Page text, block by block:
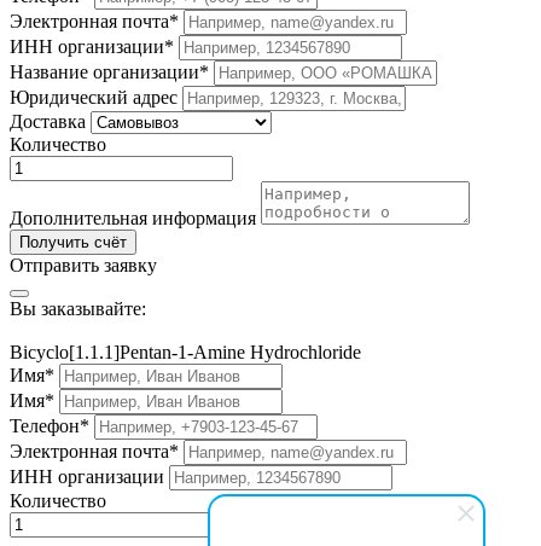
Электронная почта*
ИНН организации*
Название организации*
Юридический адрес
Доставка
Количество
Дополнительная информация
Получить счёт
Отправить заявку
Вы заказывайте:
Bicyclo[1.1.1]Pentan-1-Amine Hydrochloride
Имя*
Имя*
Телефон*
Электронная почта*
ИНН организации
Количество